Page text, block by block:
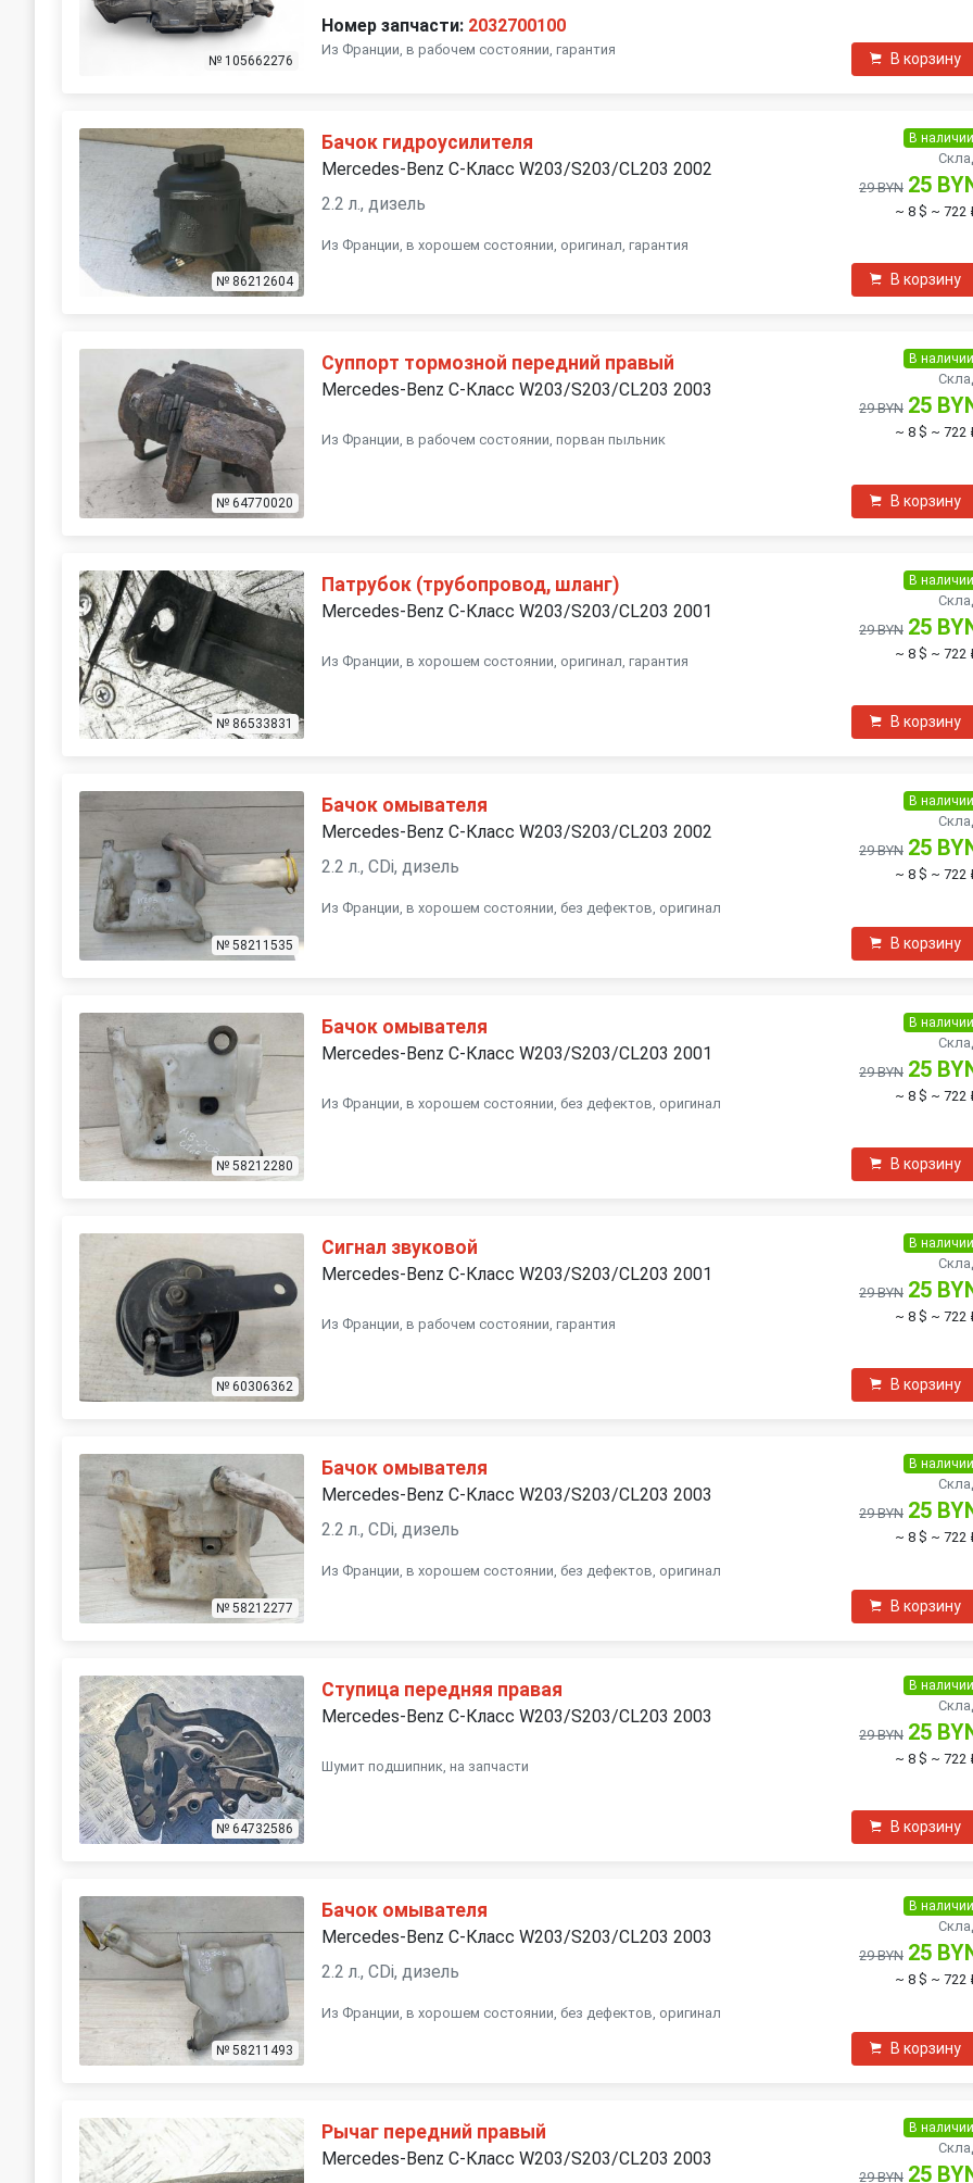
№ 105662276
Номер запчасти: 2032700100
Из Франции, в рабочем состоянии, гарантия В корзину
№ 86212604
Бачок гидроусилителя
Mercedes-Benz C-Класс W203/S203/CL203 2002
2.2 л., дизель
Из Франции, в хорошем состоянии, оригинал, гарантия
В наличии
29 BYN 25
~ 8 $ ~ 722
В корзину
№ 64770020
Суппорт тормозной передний правый
Mercedes-Benz C-Класс W203/S203/CL203 2003
Из Франции, в рабочем состоянии, порван пыльник
В наличии
29 BYN 25
~ 8 $ ~ 722
В корзину
№ 86533831
Патрубок (трубопровод, шланг)
Mercedes-Benz C-Класс W203/S203/CL203 2001
Из Франции, в хорошем состоянии, оригинал, гарантия
В наличии
29 BYN 25
~ 8 $ ~ 722
В корзину
№ 58211535
Бачок омывателя
Mercedes-Benz C-Класс W203/S203/CL203 2002
2.2 л., CDi, дизель
Из Франции, в хорошем состоянии, без дефектов, оригинал
В наличии
29 BYN 25
~ 8 $ ~ 722
В корзину
№ 58212280
Бачок омывателя
Mercedes-Benz C-Класс W203/S203/CL203 2001
Из Франции, в хорошем состоянии, без дефектов, оригинал
В наличии
29 BYN 25
~ 8 $ ~ 722
В корзину
№ 60306362
Сигнал звуковой
Mercedes-Benz C-Класс W203/S203/CL203 2001
Из Франции, в рабочем состоянии, гарантия
В наличии
29 BYN 25
~ 8 $ ~ 722
В корзину
№ 58212277
Бачок омывателя
Mercedes-Benz C-Класс W203/S203/CL203 2003
2.2 л., CDi, дизель
Из Франции, в хорошем состоянии, без дефектов, оригинал
В наличии
29 BYN 25
~ 8 $ ~ 722
В корзину
№ 64732586
Ступица передняя правая
Mercedes-Benz C-Класс W203/S203/CL203 2003
Шумит подшипник, на запчасти
В наличии
29 BYN 25
~ 8 $ ~ 722
В корзину
№ 58211493
Бачок омывателя
Mercedes-Benz C-Класс W203/S203/CL203 2003
2.2 л., CDi, дизель
Из Франции, в хорошем состоянии, без дефектов, оригинал
В наличии
29 BYN 25
~ 8 $ ~ 722
В корзину
Рычаг передний правый
Mercedes-Benz C-Класс W203/S203/CL203 2003
В наличии
29 BYN 25